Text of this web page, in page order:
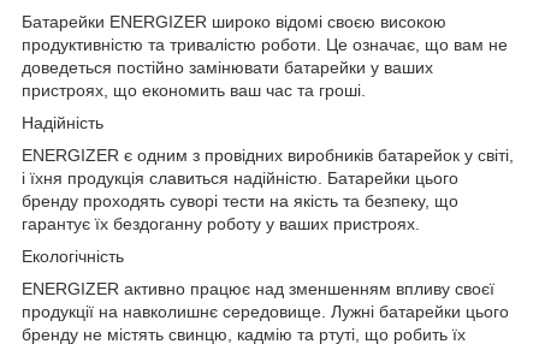
Батарейки ENERGIZER широко відомі своєю високою
продуктивністю та тривалістю роботи. Це означає, що вам не
доведеться постійно замінювати батарейки у ваших
пристроях, що економить ваш час та гроші.
Надійність
ENERGIZER є одним з провідних виробників батарейок у світі,
і їхня продукція славиться надійністю. Батарейки цього
бренду проходять суворі тести на якість та безпеку, що
гарантує їх бездоганну роботу у ваших пристроях.
Екологічність
ENERGIZER активно працює над зменшенням впливу своєї
продукції на навколишнє середовище. Лужні батарейки цього
бренду не містять свинцю, кадмію та ртуті, що робить їх